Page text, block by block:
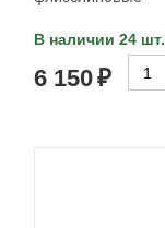
В наличии 24 шт.
6 150₽